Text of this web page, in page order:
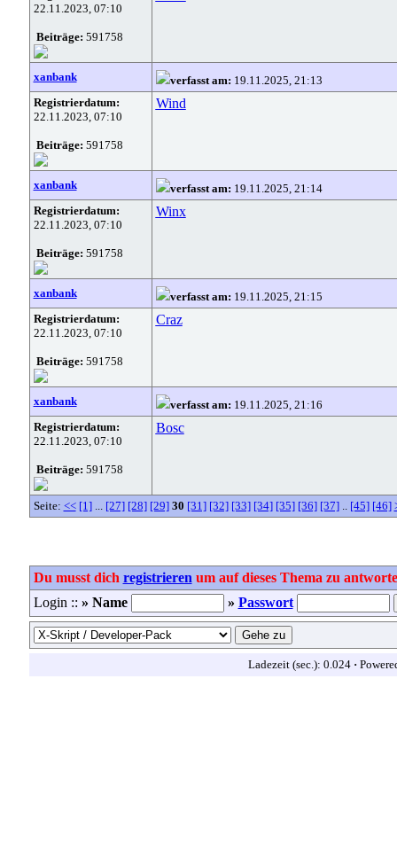
22.11.2023, 07:10
Beiträge: 591758
xanbank verfasst am: 19.11.2025, 21:13
Registrierdatum:
22.11.2023, 07:10
Beiträge: 591758
Wind
xanbank verfasst am: 19.11.2025, 21:14
Registrierdatum:
22.11.2023, 07:10
Beiträge: 591758
Winx
xanbank verfasst am: 19.11.2025, 21:15
Registrierdatum:
22.11.2023, 07:10
Beiträge: 591758
Craz
xanbank verfasst am: 19.11.2025, 21:16
Registrierdatum:
22.11.2023, 07:10
Beiträge: 591758
Bosc
Seite: << [1]... [27] [28] [29] 30 [31] [32] [33] [34] [35] [36] [37].. [45] [46]
Du musst dich registrieren um auf dieses Thema zu
Login :: » Name » Passwort
Ladezeit (sec.): 0.024 ·